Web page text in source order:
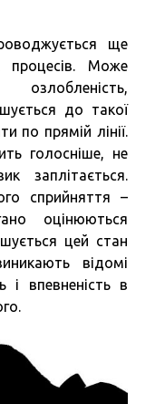
ще
процесів. Може
озлобленість,
до такої
по прямій лінії.
голосніше, не
заплітається.
сприйняття –
оцінюються
цей стан
відомі
і впевненість в